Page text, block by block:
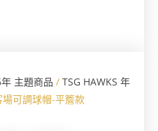
主題商品 / TSG HAWKS 年
可調球帽-平簷款